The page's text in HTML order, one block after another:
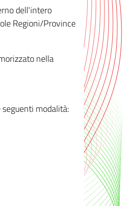
dell'intero
Regioni/Province
nella
modalità: